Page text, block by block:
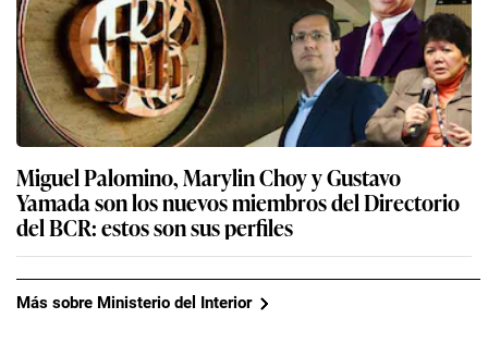
Miguel Palomino, Marylin Choy y Gustavo
Yamada son los nuevos miembros del Directorio
del BCR: estos son sus perfiles
Más sobre Ministerio del Interior